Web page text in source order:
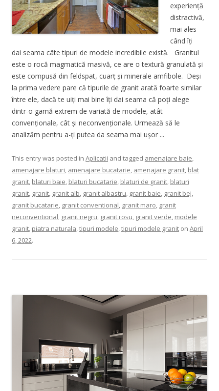
experiență
distractivă,
mai ales
când îți
dai seama câte tipuri de modele incredibile există. Granitul
este o rocă magmatică masivă, ce are o textură granulată și
este compusă din feldspat, cuarț și minerale amfibole. Deși
la prima vedere pare că tipurile de granit arată foarte similar
între ele, dacă te uiți mai bine îți dai seama că poți alege
dintr-o gamă extrem de variată de modele, atât
convenționale, cât și neconvenționale. Urmează să le
analizăm pentru a-ți putea da seama mai ușor ...
This entry was posted in Aplicatii and tagged amenajare baie,
amenajare blaturi, amenajare bucatarie, amenajare granit, blat
granit, blaturi baie, blaturi bucatarie, blaturi de granit, blaturi
granit, granit, granit alb, granit albastru, granit baie, granit bej,
granit bucatarie, granit conventional, granit maro, granit
neconventional, granit negru, granit rosu, granit verde, modele
granit, piatra naturala,tipuri modele,tipuri modele granit on April
6, 2022.